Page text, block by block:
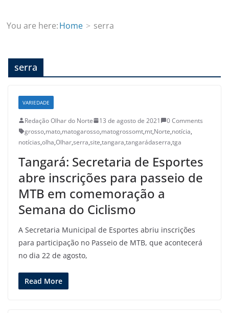
You are here:Home serra
serra
VARIEDADE
Redação Olhar do Norte 13 de agosto de 2021
0 Comments
grosso,mato,matogarosso,matogrossomt,mt,Norte,notícia,
notícias,olha,Olhar,serra,site,tangara,tangarádaserra,tga
Tangará: Secretaria de Esportes
abre inscrições para passeio de
MTB em comemoração a
Semana do Ciclismo
A Secretaria Municipal de Esportes abriu inscrições
para participação no Passeio de MTB, que acontecerá
no dia 22 de agosto,
Read More